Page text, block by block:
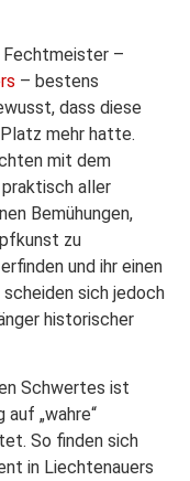
–
– bestens
dass diese
mehr hatte.
mit dem
aller
Bemühungen,
zu
und ihr einen
sich jedoch
historischer
Schwertes ist
„wahre“
So finden sich
in Liechtenauers